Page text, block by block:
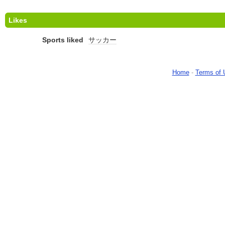
Likes
Sports liked サッカー
Home- Terms of